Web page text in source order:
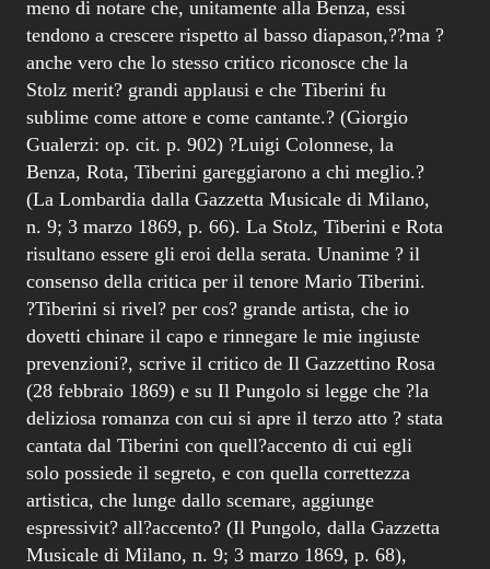
meno di notare che, unitamente alla Benza, essi
tendono a crescere rispetto al basso diapason,??ma ?
anche vero che lo stesso critico riconosce che la
Stolz merit? grandi applausi e che Tiberini fu
sublime come attore e come cantante.? (Giorgio
Gualerzi: op. cit. p. 902) ?Luigi Colonnese, la
Benza, Rota, Tiberini gareggiarono a chi meglio.?
(La Lombardia dalla Gazzetta Musicale di Milano,
n. 9; 3 marzo 1869, p. 66). La Stolz, Tiberini e Rota
risultano essere gli eroi della serata. Unanime ? il
consenso della critica per il tenore Mario Tiberini.
?Tiberini si rivel? per cos? grande artista, che io
dovetti chinare il capo e rinnegare le mie ingiuste
prevenzioni?, scrive il critico de Il Gazzettino Rosa
(28 febbraio 1869) e su Il Pungolo si legge che ?la
deliziosa romanza con cui si apre il terzo atto ? stata
cantata dal Tiberini con quell?accento di cui egli
solo possiede il segreto, e con quella correttezza
artistica, che lunge dallo scemare, aggiunge
espressivit? all?accento? (Il Pungolo, dalla Gazzetta
Musicale di Milano, n. 9; 3 marzo 1869, p. 68),